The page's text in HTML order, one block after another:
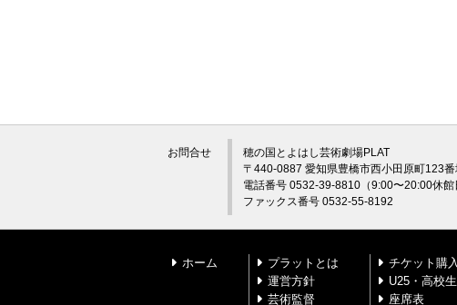
お問合せ
穂の国とよはし芸術劇場PLAT
〒440-0887 愛知県豊橋市西小田原町123番
電話番号 0532-39-8810（9:00〜20:00休館
ファックス番号 0532-55-8192
ホーム
プラットとは
運営方針
芸術監督
チケット購
U25・高校
座席表